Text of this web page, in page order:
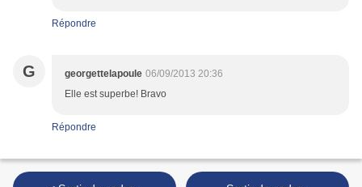
Répondre
G georgettelapoule 06/09/2013 20:36
Elle est superbe! Bravo
Répondre